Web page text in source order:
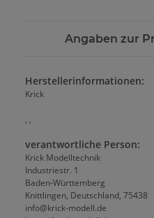
Angaben zur
Herstellerinformationen:
Krick
, ,
verantwortliche Person:
Krick Modelltechnik
Industriestr. 1
Baden-Württemberg
Knittlingen, Deutschland, 75438
info@krick-modell.de